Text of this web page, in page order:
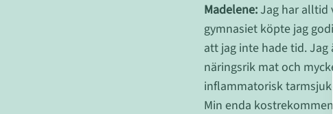
Madelene:Jag har alltid
gymnasiet köpte jag
att jag inte hade tid.
näringsrik mat och
inflammatorisk
Min enda